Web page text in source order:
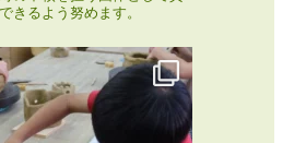
きるよう努めます。